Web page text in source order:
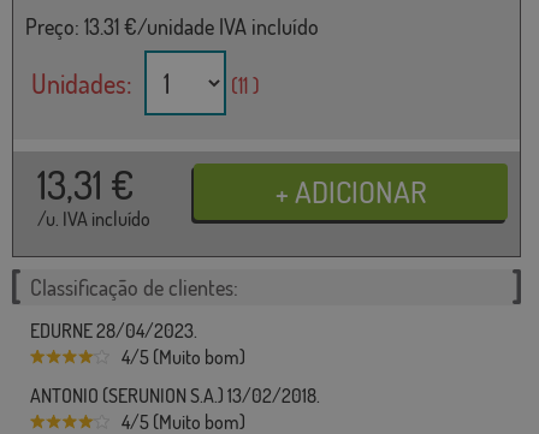
Preço: 13.31€/unidade IVA incluído
Unidades: (11 )
13,31 €
/u. IVA incluído
Classificação de clientes:
EDURNE 28/04/2023.
4/5 (Muito bom)
ANTONIO (SERUNION S.A.) 13/02/2018.
4/5 (Muito bom)